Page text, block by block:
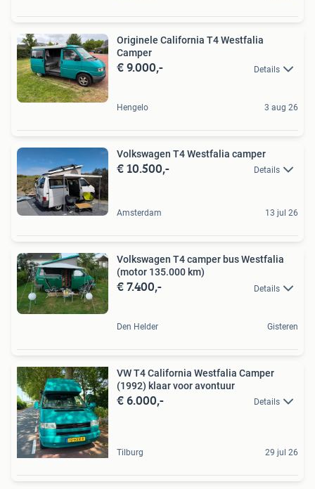
Originele California T4 Westfalia
Camper
€ 9.000,- Details
Hengelo 3 aug 26
Volkswagen T4 Westfalia camper
€ 10.500,- Details
Amsterdam 13 jul 26
Volkswagen T4 camper bus Westfalia
(motor 135.000 km)
€ 7.400,- Details
Den Helder Gisteren
VW T4 California Westfalia Camper
(1992) klaar voor avontuur
€ 6.000,- Details
Tilburg 29 jul 26